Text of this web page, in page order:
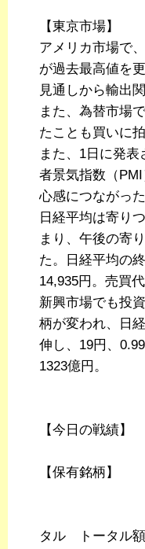
【東京市場】
アメリカ市場で
が過去最高値を
見通しから輸出
また、為替市場
たことも買いに
また、1日に発
者景気指数（
心感につながった
日経平均は寄り
まり、午後の寄
た。日経平均の
14,935円。売買
新興市場でも投
柄が変われ、日
伸し、19円、
1323億円。
【今日の戦績】
【保有銘柄】
今
タル トータル額